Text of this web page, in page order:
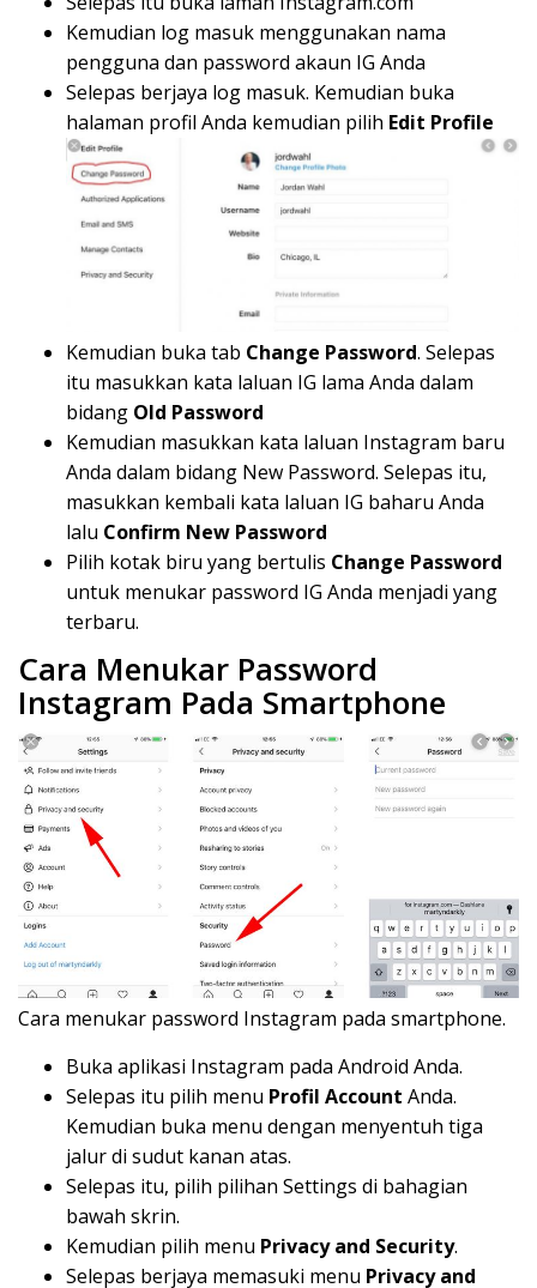
Kemudian log masuk menggunakan nama
pengguna dan password akaun IG Anda
Selepas berjaya log masuk. Kemudian buka
halaman profil Anda kemudian pilih Edit Profile
Kemudian buka tab Change Password. Selepas
itu masukkan kata laluan IG lama Anda dalam
bidang Old Password
Kemudian masukkan kata laluan Instagram baru
Anda dalam bidang New Password. Selepas itu,
masukkan kembali kata laluan IG baharu Anda
lalu Confirm New Password
Pilih kotak biru yang bertulis Change Password
untuk menukar password IG Anda menjadi yang
terbaru.
Cara Menukar Password
Instagram Pada Smartphone
Cara menukar password Instagram pada smartphone.
Buka aplikasi Instagram pada Android Anda.
Selepas itu pilih menu Profil Account Anda.
Kemudian buka menu dengan menyentuh tiga
jalur di sudut kanan atas.
Selepas itu, pilih pilihan Settings di bahagian
bawah skrin.
Kemudian pilih menu Privacy and Security.
Selepas berjaya memasuki menu Privacy and